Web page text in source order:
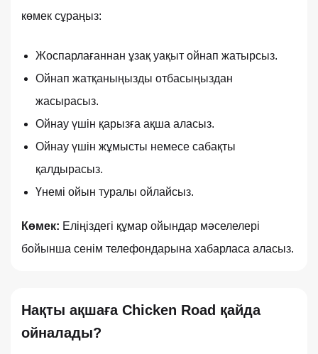
көмек сұраңыз:
Жоспарлағаннан ұзақ уақыт ойнап жатырсыз.
Ойнап жатқаныңызды отбасыңыздан
жасырасыз.
Ойнау үшін қарызға ақша аласыз.
Ойнау үшін жұмысты немесе сабақты
қалдырасыз.
Үнемі ойын туралы ойлайсыз.
Көмек: Еліңіздегі құмар ойындар мәселелері
бойынша сенім телефондарына хабарласа аласыз.
Нақты ақшаға Chicken Road қайда
ойналады?